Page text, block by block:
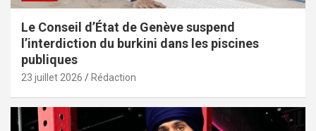
Le Conseil d’État de Genève suspend
l’interdiction du burkini dans les piscines
publiques
23 juillet 2026 Rédaction